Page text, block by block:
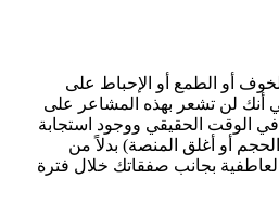
أو الطمع أو الإحباط على
أنك لن تشعر بهذه المشاعر على
في الوقت الحقيقي ووجود استجابة
أو أغلق المنصة) بدلاً من
بجانب صفقاتك خلال فترة